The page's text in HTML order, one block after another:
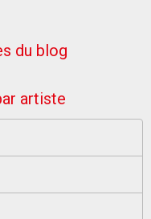
du blog
artiste